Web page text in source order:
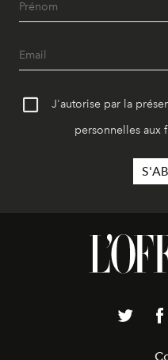
J'autorise par la
personnelles aux